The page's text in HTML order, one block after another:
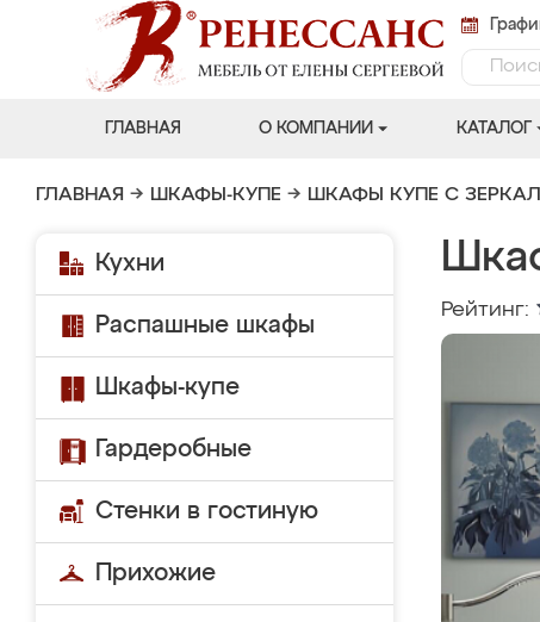
ГЛАВНАЯ О КОМПАНИИ КАТАЛОГ
ГЛАВНАЯ → ШКАФЫ-КУПЕ → ШКАФЫ КУПЕ С
Кухни
Распашные шкафы
Шкафы-купе
Гардеробные
Стенки в гостиную
Прихожие
Рейтинг: